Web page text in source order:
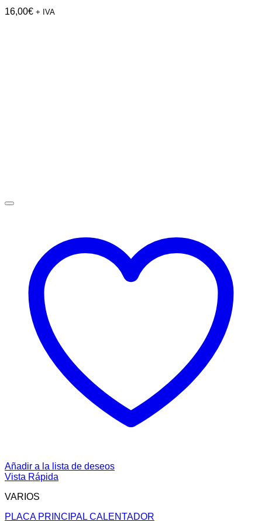
16,00€ + IVA
Añadir a la lista de deseos
Vista Rápida
VARIOS
PLACA PRINCIPAL CALENTADOR